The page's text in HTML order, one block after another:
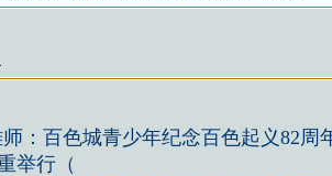
：百色城青少年纪念百色起义82周
举行（